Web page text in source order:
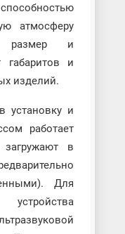
атмосферу
размер и
габаритов и
изделий.
установку и
работает
в
Для